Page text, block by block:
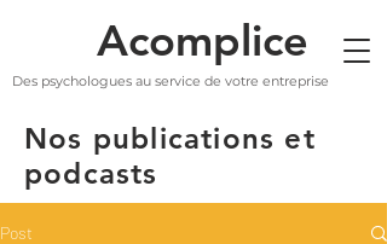
Acomplice
Des psychologues au service de votre entreprise
Nos publications et
podcasts
Post